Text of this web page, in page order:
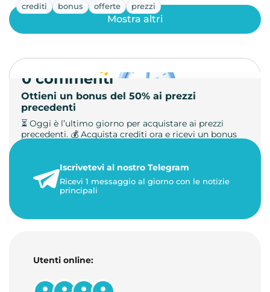
crediti bonus offerte prezzi
Ottieni un bonus del 50% ai prezzi
precedenti
⏳ Oggi è l’ultimo giorno per acquistare ai prezzi
precedenti. 💰 Acquista crediti ora e ricevi un bonus
23 maggio 2026
1 minuto di lettura
Mostra altri
0 commenti
Iscrivetevi al nostro Telegram
Ricevi 1 messaggio al giorno con le notizie
principali
Utenti online: